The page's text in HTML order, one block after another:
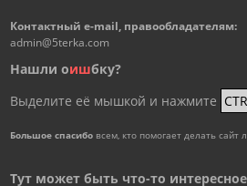
Контактный e-mail, правообладателям:
admin@5terka.com
Нашли оишбку?
Выделите её мышкой и нажмите
Большое спасибовсем, кто помогает делать сайт
Тут может быть что-то интересное